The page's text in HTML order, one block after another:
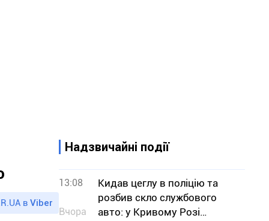
в Viber
Надзвичайні події
13:08
Вчора
Кидав цеглу в поліцію та
розбив скло службового
авто: у Кривому Розі